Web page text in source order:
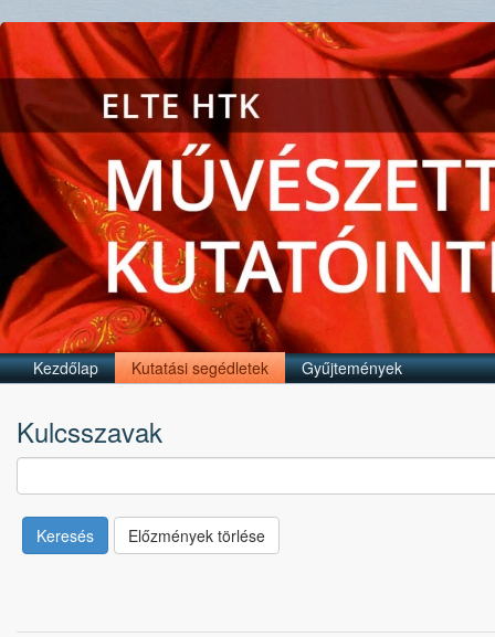
Kezdőlap Kutatási segédletek Gyűjtemények
Kulcsszavak
Keresés Előzmények törlése